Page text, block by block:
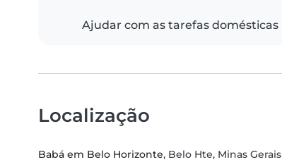
Ajudar com as tarefas domésticas
Localização
Babá em Belo Horizonte, Belo Hte, Minas Gerais